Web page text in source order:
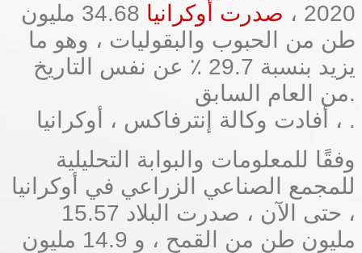
2020 ،
صدرت أوكرانيا
34.68 مليون
طن من الحبوب والبقوليات ، وهو ما
يزيد بنسبة 29.7 ٪ عن نفس التاريخ
من العام السابق.
أفادت وكالة إنترفاكس ، أوكرانيا ، .
وفقًا للمعلومات والبوابة التحليلية
للمجمع الصناعي الزراعي في أوكرانيا
، حتى الآن ، صدرت البلاد 15.57
مليون طن من القمح ، و 14.9 مليون